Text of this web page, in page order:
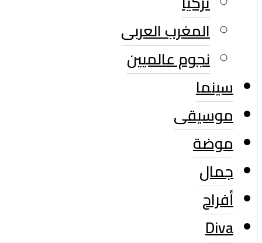
المغرب العربى
نجوم عالميين
سينما
موسيقى
موضة
جمال
أفراح
Diva